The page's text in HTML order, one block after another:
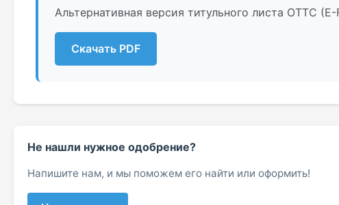
Альтернативная версия титульного листа ОТТС
Скачать PDF
Не нашли нужное одобрение?
Напишите нам, и мы поможем его найти или оформить!